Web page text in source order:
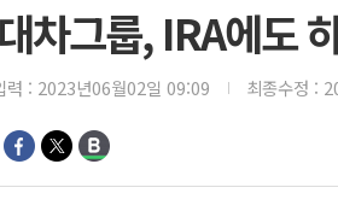
차그룹, IRA에도
력 : 2023년06월02일 09:09 최종수정 :